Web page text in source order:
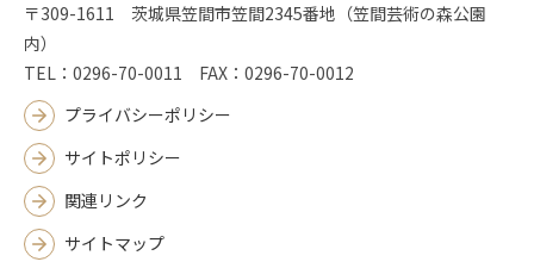
〒309-1611 茨城県笠間市笠間2345番地（笠間芸術の森公園
内）
TEL：0296-70-0011 FAX：0296-70-0012
プライバシーポリシー
サイトポリシー
関連リンク
サイトマップ